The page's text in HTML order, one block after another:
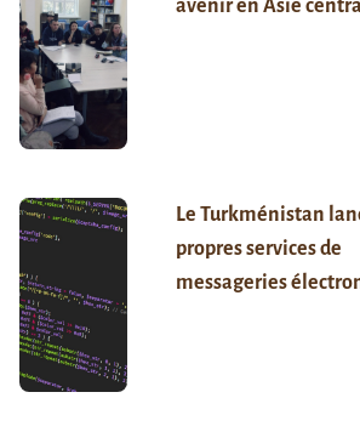
avenir en Asie
Le Turkménistan
propres services de
messageries